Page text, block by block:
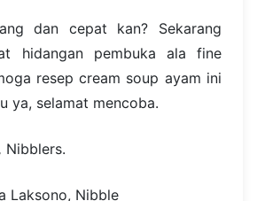
dan cepat kan? Sekarang
hidangan pembuka ala fine
resep cream soup ayam ini
ya, selamat mencoba.
Nibblers.
Laksono, Nibble